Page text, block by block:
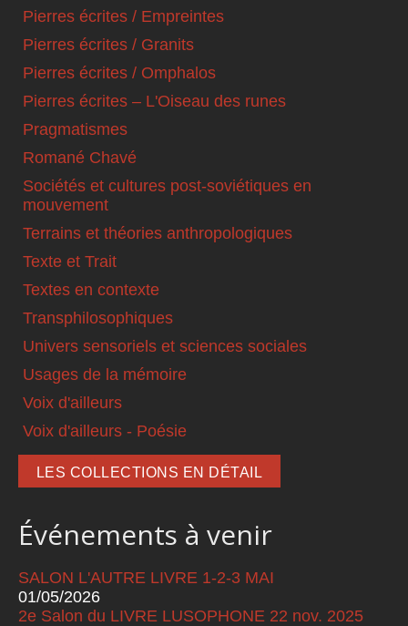
Pierres écrites / Empreintes
Pierres écrites / Granits
Pierres écrites / Omphalos
Pierres écrites – L'Oiseau des runes
Pragmatismes
Romané Chavé
Sociétés et cultures post-soviétiques en
mouvement
Terrains et théories anthropologiques
Texte et Trait
Textes en contexte
Transphilosophiques
Univers sensoriels et sciences sociales
Usages de la mémoire
Voix d'ailleurs
Voix d'ailleurs - Poésie
LES COLLECTIONS EN DÉTAIL
Événements à venir
SALON L'AUTRE LIVRE 1-2-3 MAI
01/05/2026
2e Salon du LIVRE LUSOPHONE 22 nov. 2025